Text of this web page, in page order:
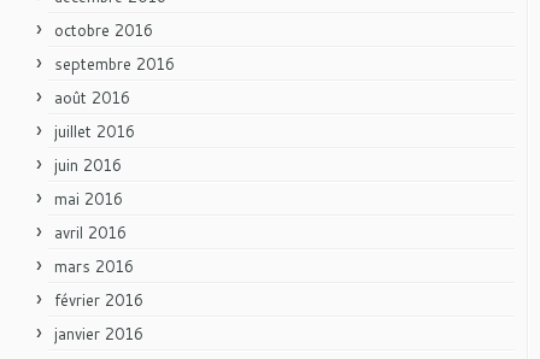
octobre 2016
septembre 2016
août 2016
juillet 2016
juin 2016
mai 2016
avril 2016
mars 2016
février 2016
janvier 2016